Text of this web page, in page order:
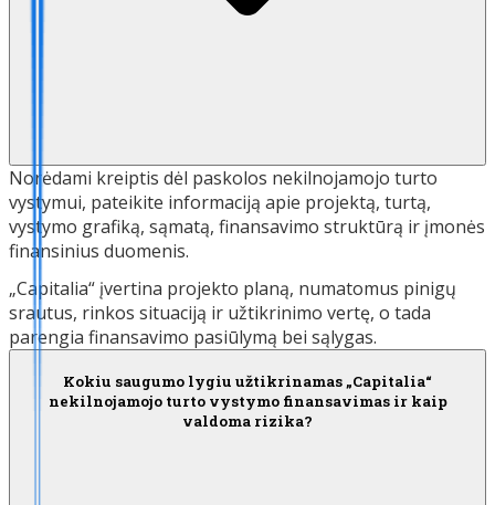
Norėdami kreiptis dėl paskolos nekilnojamojo turto
vystymui, pateikite informaciją apie projektą, turtą,
vystymo grafiką, sąmatą, finansavimo struktūrą ir įmonės
finansinius duomenis.
„Capitalia“ įvertina projekto planą, numatomus pinigų
srautus, rinkos situaciją ir užtikrinimo vertę, o tada
parengia finansavimo pasiūlymą bei sąlygas.
Kokiu saugumo lygiu užtikrinamas „Capitalia“
nekilnojamojo turto vystymo finansavimas ir kaip
valdoma rizika?